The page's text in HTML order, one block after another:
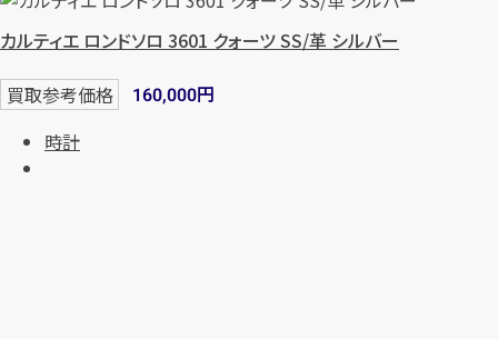
メールで無料相談する
カルティエ ロンドソロ 3601 クォーツ SS/革 シルバー
買取参考価格 160,000円
時計